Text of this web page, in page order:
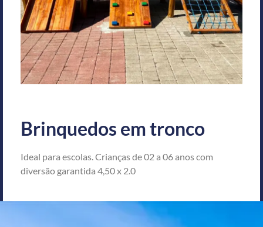
Brinquedos em tronco
Ideal para escolas. Crianças de 02 a 06 anos com
diversão garantida 4,50 x 2.0